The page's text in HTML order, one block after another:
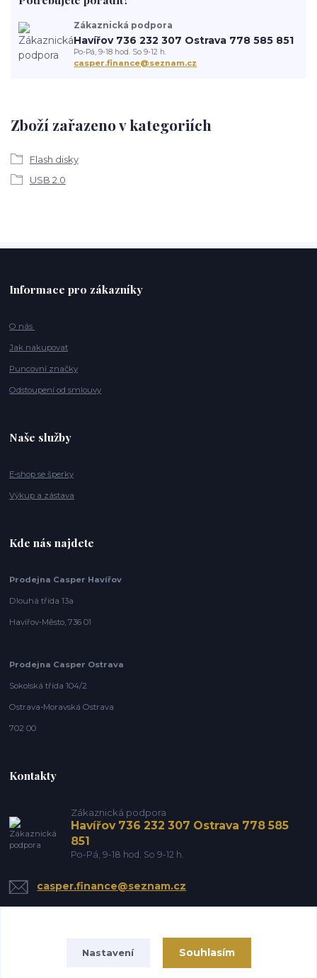
Zboží zařazeno v kategoriích
Flash disky
USB 2.0
Zákaznická podpora
Havířov 736 232 307 Ostrava 778 585 851
Po-Pá, 9-18 hod. So 9-12 h.
casper.finance@seznam.cz
Informace pro zákazníky
O nás
Jak nakupovat
Puncovní značky
Odstoupení od smlouvy
Naše služby
E-shop se šperky
Výkup a zástava
Kde nás najdete
Prodejna Casper Havířov
Dlouhá třída 13a
Havířov-Město, 736 01
Prodejna Casper Ostrava
Sokolská třída 104/2
Ostrava-Moravská Ostrava
702 00
Kontakty
Zákaznická podpora
Havířov 736 232 307 Ostrava 778 585
851
Po-Pá, 9-18 hod. So 9-12 h.
casper.finance@seznam.cz
Nastavení Souhlasím